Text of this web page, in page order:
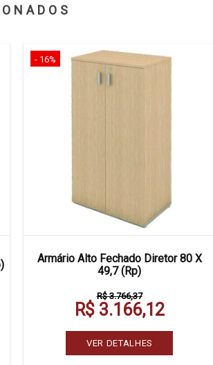
- 16%
Armário Alto Fechado Diretor 80 X
49,7 (Rp)
R$ 3.766,37
R$ 3.166,12
VER DETALHES